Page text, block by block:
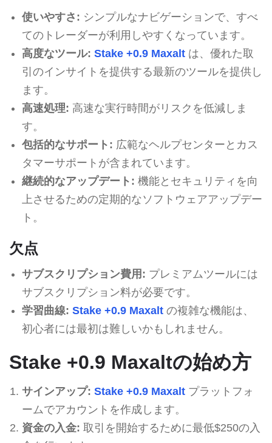
使いやすさ: シンプルなナビゲーションで、すべ
てのトレーダーが利用しやすくなっています。
高度なツール: Stake +0.9 Maxaltは、優れた取
引のインサイトを提供する最新のツールを提供し
ます。
高速処理: 高速な実行時間がリスクを低減しま
す。
包括的なサポート: 広範なヘルプセンターとカス
タマーサポートが含まれています。
継続的なアップデート: 機能とセキュリティを向
上させるための定期的なソフトウェアアップデー
ト。
欠点
サブスクリプション費用: プレミアムツールには
サブスクリプション料が必要です。
学習曲線: Stake +0.9 Maxaltの複雑な機能は、
初心者には最初は難しいかもしれません。
Stake +0.9 Maxaltの始め方
サインアップ: Stake +0.9 Maxaltプラットフォ
ームでアカウントを作成します。
資金の入金: 取引を開始するために最低$250の入